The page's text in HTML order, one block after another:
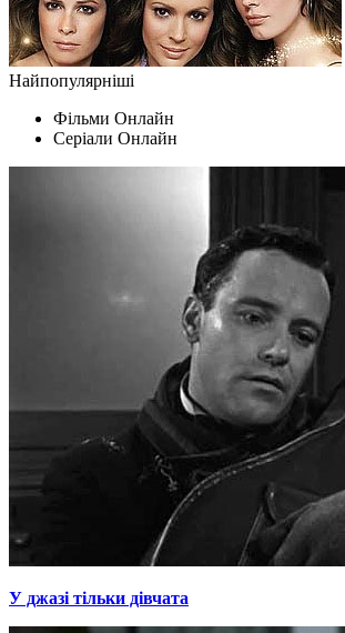
Найпопулярніші
Фільми Oнлайн
Серіали Oнлайн
У джазі тільки дівчата